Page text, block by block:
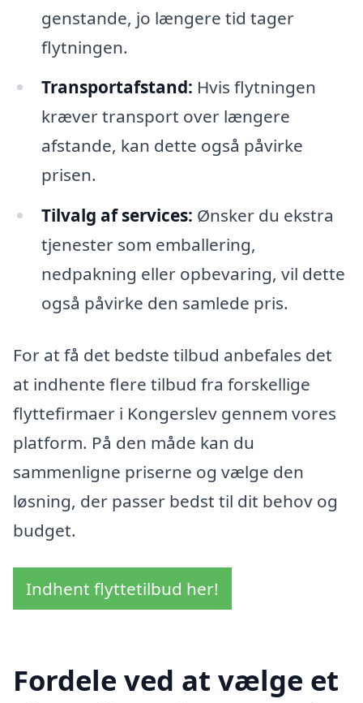
genstande, jo længere tid tager
flytningen.
Transportafstand: Hvis flytningen
kræver transport over længere
afstande, kan dette også påvirke
prisen.
Tilvalg af services: Ønsker du ekstra
tjenester som emballering,
nedpakning eller opbevaring, vil dette
også påvirke den samlede pris.
For at få det bedste tilbud anbefales det
at indhente flere tilbud fra forskellige
flyttefirmaer i Kongerslev gennem vores
platform. På den måde kan du
sammenligne priserne og vælge den
løsning, der passer bedst til dit behov og
budget.
Indhent flyttetilbud her!
Fordele ved at vælge et